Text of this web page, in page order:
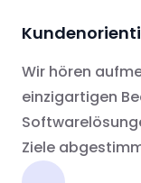
Wir hören
einzigartigen
Ziele